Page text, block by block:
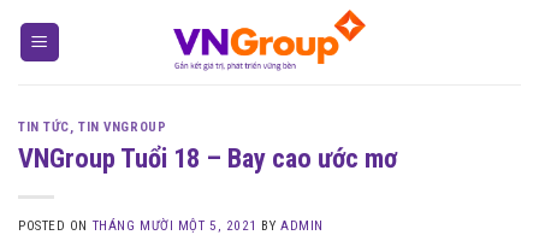
TIN TỨC,TIN VNGROUP
VNGroup Tuổi 18 – Bay cao ước mơ
POSTED ON THÁNG MƯỜI MỘT 5, 2021 BYADMIN